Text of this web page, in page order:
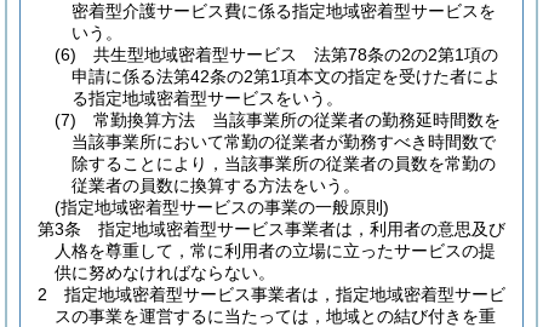
密着型介護サービス費に係る指定地域密着型サービスを
いう。
(6)
共生型地域密着型サービス 法第78条の2の2第1項の
申請に係る法第42条の2第1項本文の指定を受けた者によ
る指定地域密着型サービスをいう。
(7)
常勤換算方法 当該事業所の従業者の勤務延時間数を
当該事業所において常勤の従業者が勤務すべき時間数で
除することにより，当該事業所の従業者の員数を常勤の
従業者の員数に換算する方法をいう。
(指定地域密着型サービスの事業の一般原則)
第3条
指定地域密着型サービス事業者は，利用者の意思及び
人格を尊重して，常に利用者の立場に立ったサービスの提
供に努めなければならない。
2
指定地域密着型サービス事業者は，指定地域密着型サービ
スの事業を運営するに当たっては，地域との結び付きを重